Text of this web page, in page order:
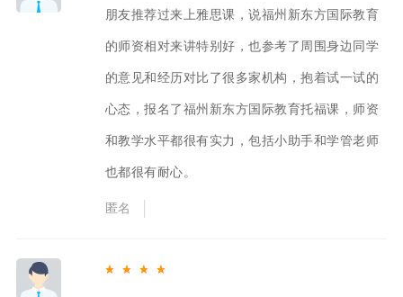
朋友推荐过来上雅思课，说福州新东方国际教育
的师资相对来讲特别好，也参考了周围身边同学
的意见和经历对比了很多家机构，抱着试一试的
心态，报名了福州新东方国际教育托福课，师资
和教学水平都很有实力，包括小助手和学管老师
也都很有耐心。
匿名